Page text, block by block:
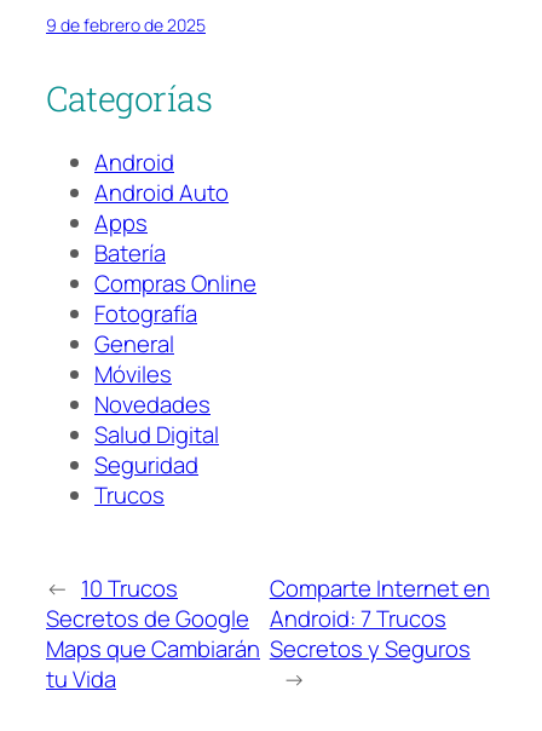
9 de febrero de 2025
Categorías
Android
Android Auto
Apps
Batería
Compras Online
Fotografía
General
Móviles
Novedades
Salud Digital
Seguridad
Trucos
← 10 Trucos
Secretos de Google
Maps que Cambiarán
tu Vida
Comparte Internet en
Android: 7 Trucos
Secretos y Seguros
→